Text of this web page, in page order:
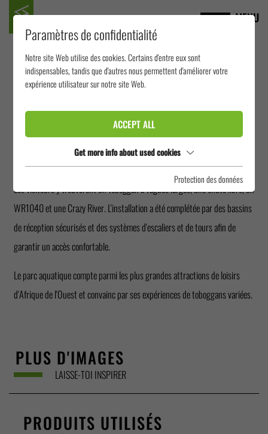
MENU
PARC AQUATIQUE DE
TINAPA CALABAR
Le Tinapa Waterpark à Calabar, au Nigeria, propose un toboggan extérieur
varié pour les familles et les amateurs d'aventure.
Les visiteurs y trouveront un toboggan à vagues larges, une chute libre, un
WR1040 et une Crazy River. L'installation a été complétée par des bassins
de réception sécurisés et des systèmes d'escaliers et de tours afin de
garantir un accès confortable.
Le parc aquatique compte parmi les plus grandes attractions de loisirs
d'Afrique de l'Ouest et convainc par ses expériences de toboggans variées.
PLUS D'IMAGES
LAISSE-TOI INSPIRER
PRODUITS UTILISÉS
Paramètres de confidentialité
Notre site Web utilise des cookies. Certains d'entre eux sont
indispensables, tandis que d'autres nous permettent d'améliorer votre
expérience utilisateur sur notre site Web.
ACCEPT ALL
Get more info about used cookies
Protection des données